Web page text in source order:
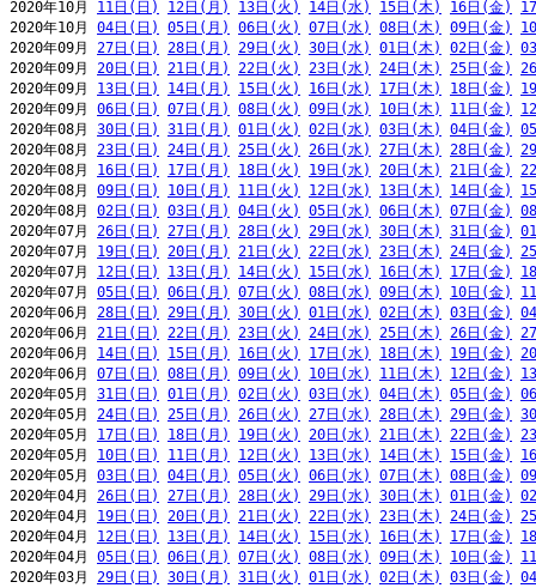
2020年10月 11日(日) 12日(月) 13日(火) 14日(水) 15日(木) 16日(金)
2020年10月 04日(日) 05日(月) 06日(火) 07日(水) 08日(木) 09日(金)
2020年09月 27日(日) 28日(月) 29日(火) 30日(水) 01日(木) 02日(金)
2020年09月 20日(日) 21日(月) 22日(火) 23日(水) 24日(木) 25日(金)
2020年09月 13日(日) 14日(月) 15日(火) 16日(水) 17日(木) 18日(金)
2020年09月 06日(日) 07日(月) 08日(火) 09日(水) 10日(木) 11日(金)
2020年08月 30日(日) 31日(月) 01日(火) 02日(水) 03日(木) 04日(金)
2020年08月 23日(日) 24日(月) 25日(火) 26日(水) 27日(木) 28日(金)
2020年08月 16日(日) 17日(月) 18日(火) 19日(水) 20日(木) 21日(金)
2020年08月 09日(日) 10日(月) 11日(火) 12日(水) 13日(木) 14日(金)
2020年08月 02日(日) 03日(月) 04日(火) 05日(水) 06日(木) 07日(金)
2020年07月 26日(日) 27日(月) 28日(火) 29日(水) 30日(木) 31日(金)
2020年07月 19日(日) 20日(月) 21日(火) 22日(水) 23日(木) 24日(金)
2020年07月 12日(日) 13日(月) 14日(火) 15日(水) 16日(木) 17日(金)
2020年07月 05日(日) 06日(月) 07日(火) 08日(水) 09日(木) 10日(金)
2020年06月 28日(日) 29日(月) 30日(火) 01日(水) 02日(木) 03日(金)
2020年06月 21日(日) 22日(月) 23日(火) 24日(水) 25日(木) 26日(金)
2020年06月 14日(日) 15日(月) 16日(火) 17日(水) 18日(木) 19日(金)
2020年06月 07日(日) 08日(月) 09日(火) 10日(水) 11日(木) 12日(金)
2020年05月 31日(日) 01日(月) 02日(火) 03日(水) 04日(木) 05日(金)
2020年05月 24日(日) 25日(月) 26日(火) 27日(水) 28日(木) 29日(金)
2020年05月 17日(日) 18日(月) 19日(火) 20日(水) 21日(木) 22日(金)
2020年05月 10日(日) 11日(月) 12日(火) 13日(水) 14日(木) 15日(金)
2020年05月 03日(日) 04日(月) 05日(火) 06日(水) 07日(木) 08日(金)
2020年04月 26日(日) 27日(月) 28日(火) 29日(水) 30日(木) 01日(金)
2020年04月 19日(日) 20日(月) 21日(火) 22日(水) 23日(木) 24日(金)
2020年04月 12日(日) 13日(月) 14日(火) 15日(水) 16日(木) 17日(金)
2020年04月 05日(日) 06日(月) 07日(火) 08日(水) 09日(木) 10日(金)
2020年03月 29日(日) 30日(月) 31日(火) 01日(水) 02日(木) 03日(金)